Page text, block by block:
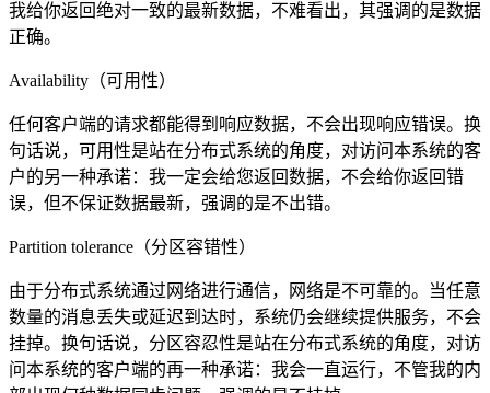
我给你返回绝对一致的最新数据，不难看出，其强调的是数据
正确。
Availability（可用性）
任何客户端的请求都能得到响应数据，不会出现响应错误。换
句话说，可用性是站在分布式系统的角度，对访问本系统的客
户的另一种承诺：我一定会给您返回数据，不会给你返回错
误，但不保证数据最新，强调的是不出错。
Partition tolerance（分区容错性）
由于分布式系统通过网络进行通信，网络是不可靠的。当任意
数量的消息丢失或延迟到达时，系统仍会继续提供服务，不会
挂掉。换句话说，分区容忍性是站在分布式系统的角度，对访
问本系统的客户端的再一种承诺：我会一直运行，不管我的内